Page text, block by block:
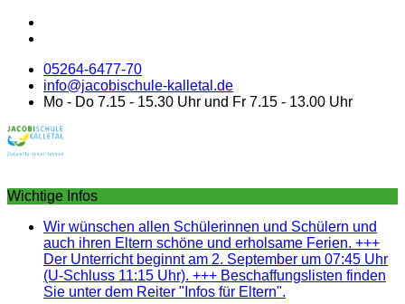
05264-6477-70
info@jacobischule-kalletal.de
Mo - Do 7.15 - 15.30 Uhr und Fr 7.15 - 13.00 Uhr
Wichtige Infos
Wir wünschen allen Schülerinnen und Schülern und
auch ihren Eltern schöne und erholsame Ferien. +++
Der Unterricht beginnt am 2. September um 07:45 Uhr
(U-Schluss 11:15 Uhr). +++ Beschaffungslisten finden
Sie unter dem Reiter "Infos für Eltern".